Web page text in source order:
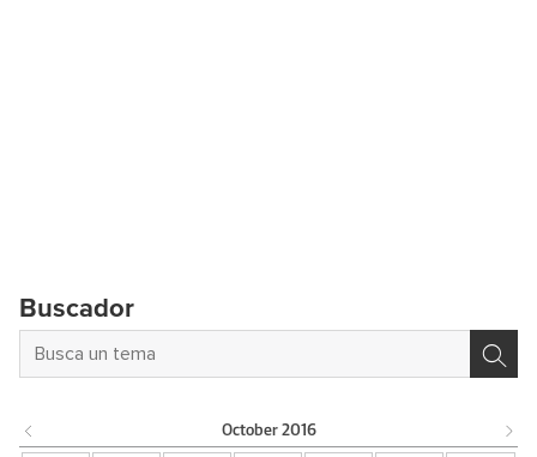
Buscador
October 2016